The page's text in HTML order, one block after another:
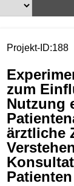
Projekt-ID:188
zum
Nutzung
ärztliche
Patienten